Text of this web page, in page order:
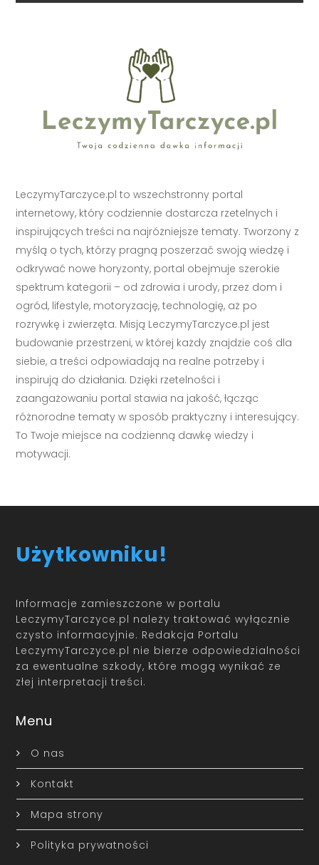
LeczymyTarczyce.pl to wszechstronny portal
internetowy, który codziennie dostarcza rzetelnych i
inspirujących treści na najróżniejsze tematy. Tworzony z
myślą o tych, którzy pragną poszerzać swoją wiedzę i
odkrywać nowe horyzonty, portal obejmuje szerokie
spektrum kategorii – od zdrowia i urody, przez dom i
ogród, lifestyle, motoryzację, technologię, aż po
rozrywkę i zwierzęta. Misją LeczymyTarczyce.pl jest
budowanie przestrzeni, w której każdy znajdzie coś dla
siebie, a treści odpowiadają na realne potrzeby i
inspirują do działania. Dzięki rzetelności i
zaangażowaniu portal stawia na jakość, łącząc
różnorodne tematy w sposób praktyczny i interesujący.
To Twoje miejsce na codzienną dawkę wiedzy i
motywacji.
Użytkowniku!
Informacje zamieszczone w portalu
LeczymyTarczyce.pl należy traktować wyłącznie
czysto informacyjnie. Redakcja Portalu
LeczymyTarczyce.pl nie bierze odpowiedzialności
za ewentualne szkody, które mogą wynikać ze
złej interpretacji treści.
Menu
O nas
Kontakt
Mapa strony
Polityka prywatności